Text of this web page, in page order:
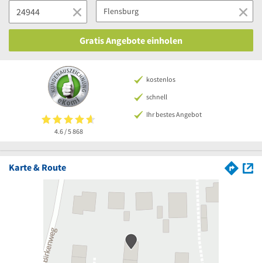
Gratis Angebote einholen
4.6 / 5868
kostenlos
schnell
Ihr bestes Angebot
Karte & Route